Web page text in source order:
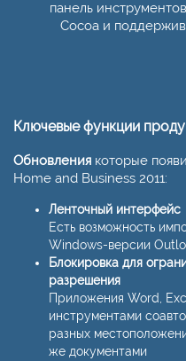
панель
Cocoa и
Ключевые функции
Обновления которые
Home and Business 2011:
Ленточный интерфейс
Есть возможность
Windows-версии
Блокировка для
разрешения
Приложения Word,
инструментами
разных
же документами